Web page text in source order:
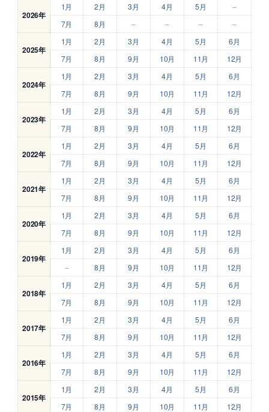
2026年
1月 2月 3月 4月 5月
–
7月
8月 – – – –
2025年
1月 2月 3月 4月 5月
6月
7月
8月 9月 10月 11月 12月
2024年
1月 2月 3月 4月 5月
6月
7月
8月 9月 10月 11月 12月
2023年
1月 2月 3月 4月 5月
6月
7月
8月 9月 10月 11月 12月
2022年
1月 2月 3月 4月 5月
6月
7月
8月 9月 10月 11月 12月
2021年
1月 2月 3月 4月 5月
6月
7月
8月 9月 10月 11月 12月
2020年
1月 2月 3月 4月 5月
6月
7月
8月 9月 10月 11月 12月
2019年
1月 2月 3月 4月 5月
6月
–
8月 9月 10月 11月 12月
2018年
1月 2月 3月 4月 5月
6月
7月
8月 9月 10月 11月 12月
2017年
1月 2月 3月 4月 5月
6月
7月
8月 9月 10月 11月 12月
2016年
1月 2月 3月 4月 5月
6月
7月
8月 9月 10月 11月 12月
2015年
1月 2月 3月 4月 5月
6月
7月
8月 9月 10月 11月 12月